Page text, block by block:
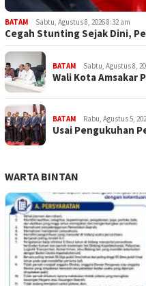
BATAM Sabtu, Agustus 8, 2026 8:32 am
Cegah Stunting Sejak Dini,
BATAM Sabtu, Agustus 8,
Wali Kota
BATAM Rabu, Agustus 5,
Usai Pengukuhan
WARTA BINTAN